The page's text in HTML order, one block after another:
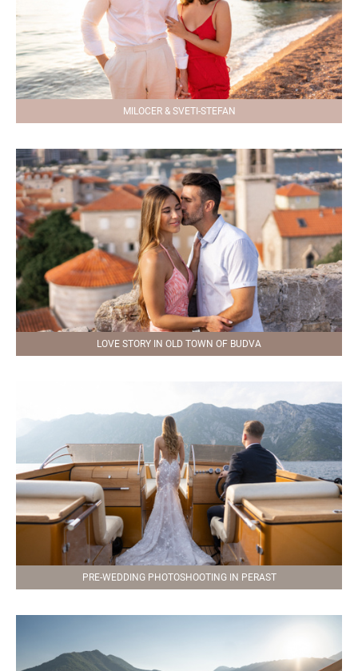
MILOCER & SVETI-STEFAN
LOVE STORY IN OLD TOWN OF BUDVA
PRE-WEDDING PHOTOSHOOTING IN PERAST